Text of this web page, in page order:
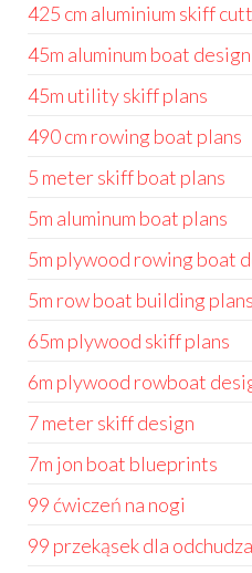
425 cm aluminium skiff
45m aluminum boat design
45m utility skiff plans
490 cm rowing boat plans
5 meter skiff boat plans
5m aluminum boat plans
5m plywood rowing boat
5m row boat building plans
65m plywood skiff plans
6m plywood rowboat
7 meter skiff design
7m jon boat blueprints
99 ćwiczeń na nogi
99 przekąsek dla